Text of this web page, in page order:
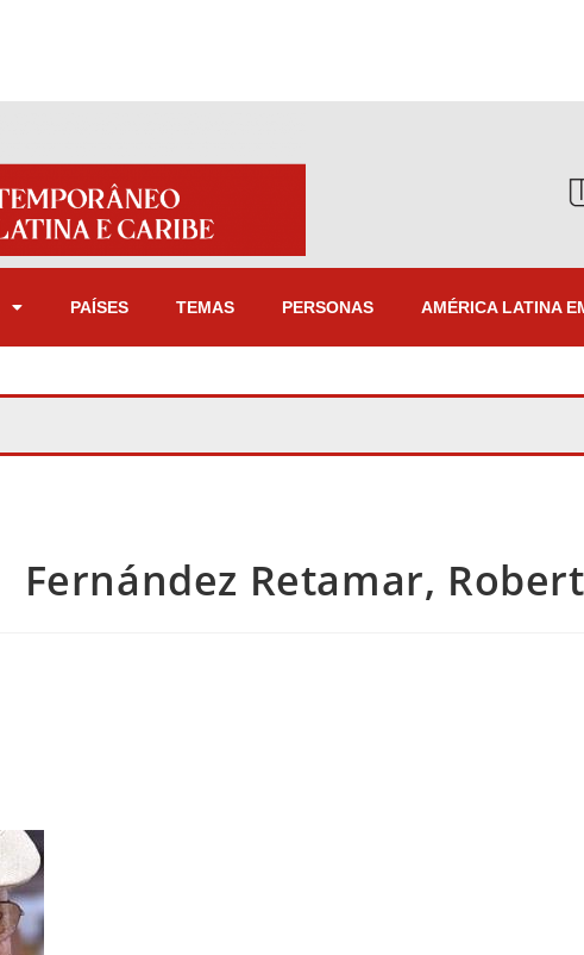
PAÍSES TEMAS PERSONAS AMÉRICA LATINA
Fernández Retamar,